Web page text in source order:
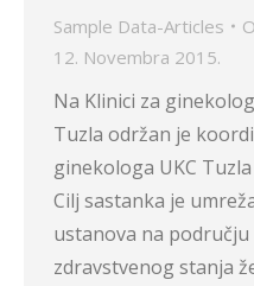
Sample Data-Articles
12. Novembra 2015.
Na Klinici za
Tuzla održan je
ginekologa UKC
Cilj sastanka je
ustanova na
zdravstvenog stanja